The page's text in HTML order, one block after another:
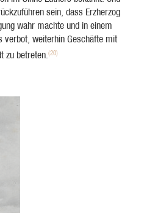
sein, dass Erzherzog
wahr machte und in einem
verbot, weiterhin Geschäfte mit
zu betreten.(20)